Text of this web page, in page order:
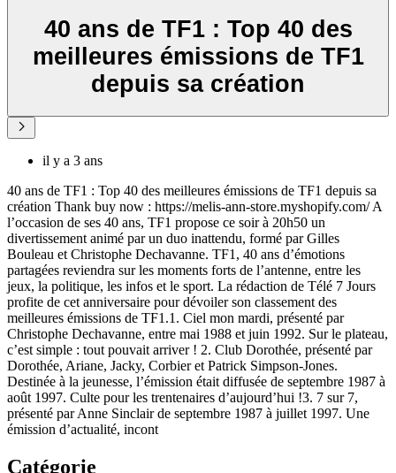
40 ans de TF1 : Top 40 des
meilleures émissions de TF1
depuis sa création
il y a 3 ans
40 ans de TF1 : Top 40 des meilleures émissions de TF1 depuis sa
création Thank buy now : https://melis-ann-store.myshopify.com/ A
l’occasion de ses 40 ans, TF1 propose ce soir à 20h50 un
divertissement animé par un duo inattendu, formé par Gilles
Bouleau et Christophe Dechavanne. TF1, 40 ans d’émotions
partagées reviendra sur les moments forts de l’antenne, entre les
jeux, la politique, les infos et le sport. La rédaction de Télé 7 Jours
profite de cet anniversaire pour dévoiler son classement des
meilleures émissions de TF1.1. Ciel mon mardi, présenté par
Christophe Dechavanne, entre mai 1988 et juin 1992. Sur le plateau,
c’est simple : tout pouvait arriver ! 2. Club Dorothée, présenté par
Dorothée, Ariane, Jacky, Corbier et Patrick Simpson-Jones.
Destinée à la jeunesse, l’émission était diffusée de septembre 1987 à
août 1997. Culte pour les trentenaires d’aujourd’hui !3. 7 sur 7,
présenté par Anne Sinclair de septembre 1987 à juillet 1997. Une
émission d’actualité, incont
Catégorie